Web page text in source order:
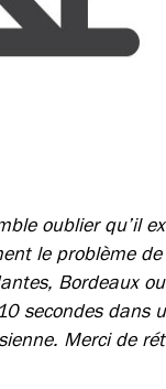
oublier qu’il
le problème
Bordeaux
secondes dans
Merci de